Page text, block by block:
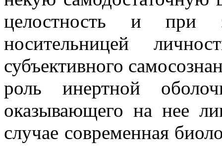
целостность и при
носительницей
субъективного
роль инертной
оказывающего на нее
случае современная